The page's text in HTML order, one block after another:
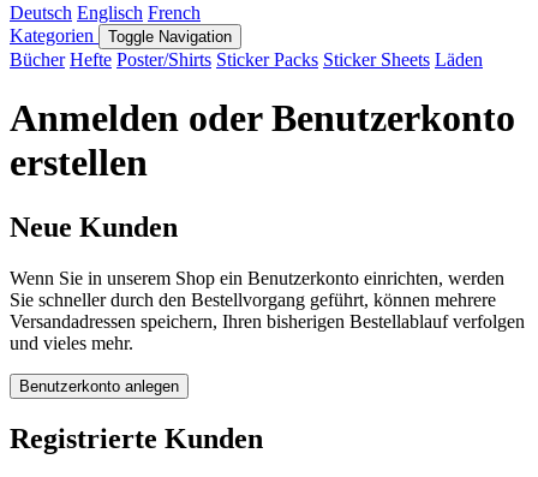
Deutsch Englisch French
Kategorien
Toggle Navigation
Bücher Hefte Poster/Shirts Sticker Packs Sticker Sheets Läden
Anmelden oder Benutzerkonto
erstellen
Neue Kunden
Wenn Sie in unserem Shop ein Benutzerkonto einrichten, werden
Sie schneller durch den Bestellvorgang geführt, können mehrere
Versandadressen speichern, Ihren bisherigen Bestellablauf verfolgen
und vieles mehr.
Benutzerkonto anlegen
Registrierte Kunden